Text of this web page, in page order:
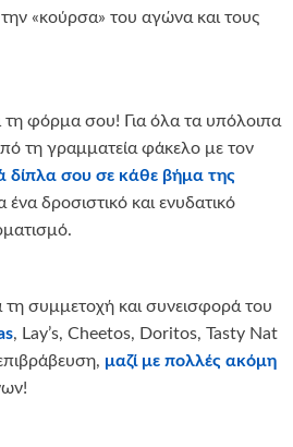
την «κούρσα» του αγώνα και τους
φόρμα σου! Για όλα τα υπόλοιπα
τη γραμματεία φάκελο με τον
δίπλα σου σε κάθε βήμα της
ένα δροσιστικό και ενυδατικό
τη συμμετοχή και συνεισφορά του
, Lay’s, Cheetos, Doritos, Tasty Nat
μαζί με πολλές ακόμη